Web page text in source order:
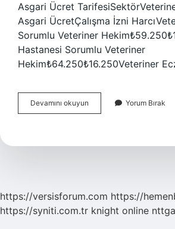
Asgari Ücret
Asgari ÜcretÇalışma İzni
Sorumlu Veteriner
Hastanesi Sorumlu Veteriner
Hekim₺64.250₺16.250Veteriner
Devamını okuyun Veterinerliğin
Eğitim
Kadardır
Yorum Bırak
https://versisforum.com https://
https://syniti.com.tr knight online